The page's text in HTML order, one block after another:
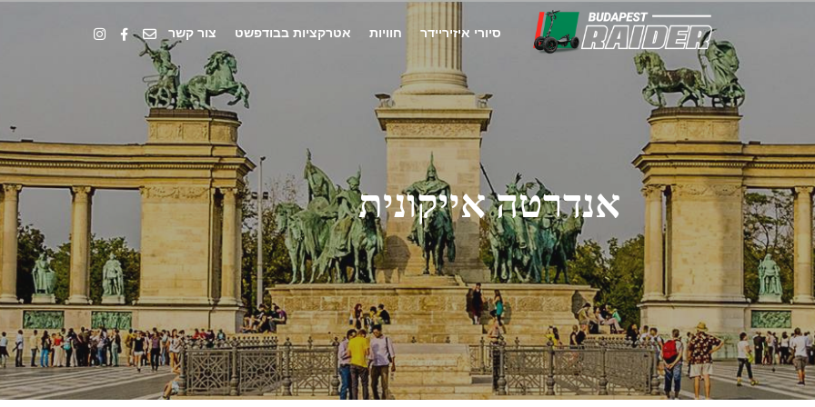
סיורי איזיריידר חוויות אטרקציות בבודפשט צור קשר
אנדרטה אייקונית